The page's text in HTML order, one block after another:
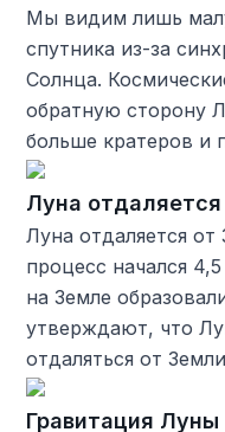
Мы видим лишь
спутника из-за
Солнца.
обратную сторону
больше кратеров и
Луна
Луна отдаляется
процесс начался
на Земле
утверждают, что
отдаляться от
Гравитация